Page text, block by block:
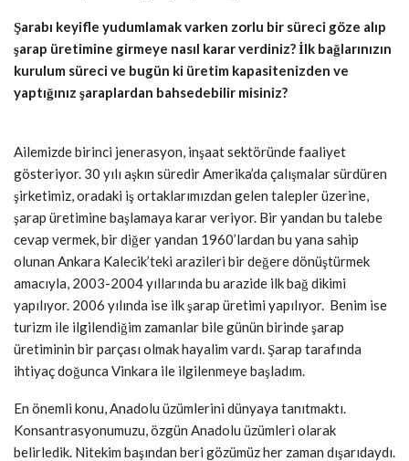
Şarabı keyifle yudumlamak varken zorlu bir süreci göze alıp
şarap üretimine girmeye nasıl karar verdiniz? İlk bağlarınızın
kurulum süreci ve bugün ki üretim kapasitenizden ve
yaptığınız şaraplardan bahsedebilir misiniz?
Ailemizde birinci jenerasyon, inşaat sektöründe faaliyet
gösteriyor. 30 yılı aşkın süredir Amerika’da çalışmalar sürdüren
şirketimiz, oradaki iş ortaklarımızdan gelen talepler üzerine,
şarap üretimine başlamaya karar veriyor. Bir yandan bu talebe
cevap vermek, bir diğer yandan 1960’lardan bu yana sahip
olunan Ankara Kalecik’teki arazileri bir değere dönüştürmek
amacıyla, 2003-2004 yıllarında bu arazide ilk bağ dikimi
yapılıyor. 2006 yılında ise ilk şarap üretimi yapılıyor. Benim ise
turizm ile ilgilendiğim zamanlar bile günün birinde şarap
üretiminin bir parçası olmak hayalim vardı. Şarap tarafında
ihtiyaç doğunca Vinkara ile ilgilenmeye başladım.
En önemli konu, Anadolu üzümlerini dünyaya tanıtmaktı.
Konsantrasyonumuzu, özgün Anadolu üzümleri olarak
belirledik. Nitekim başından beri gözümüz her zaman dışarıdaydı.